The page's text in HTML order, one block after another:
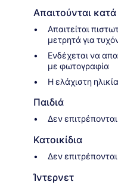
Απαιτούνται
Απαιτείται
μετρητά για
Ενδέχεται να
με φωτογραφία
Η ελάχιστη
Παιδιά
Δεν
Κατοικίδια
Δεν
Ίντερνετ